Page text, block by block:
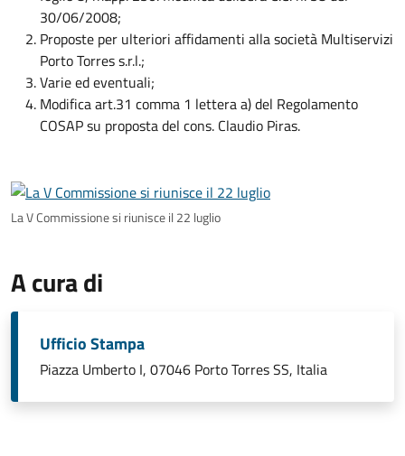
30/06/2008;
Proposte per ulteriori affidamenti alla società Multiservizi
Porto Torres s.r.l.;
Varie ed eventuali;
Modifica art.31 comma 1 lettera a) del Regolamento
COSAP su proposta del cons. Claudio Piras.
La V Commissione si riunisce il 22 luglio
A cura di
Ufficio Stampa
Piazza Umberto I, 07046 Porto Torres SS, Italia